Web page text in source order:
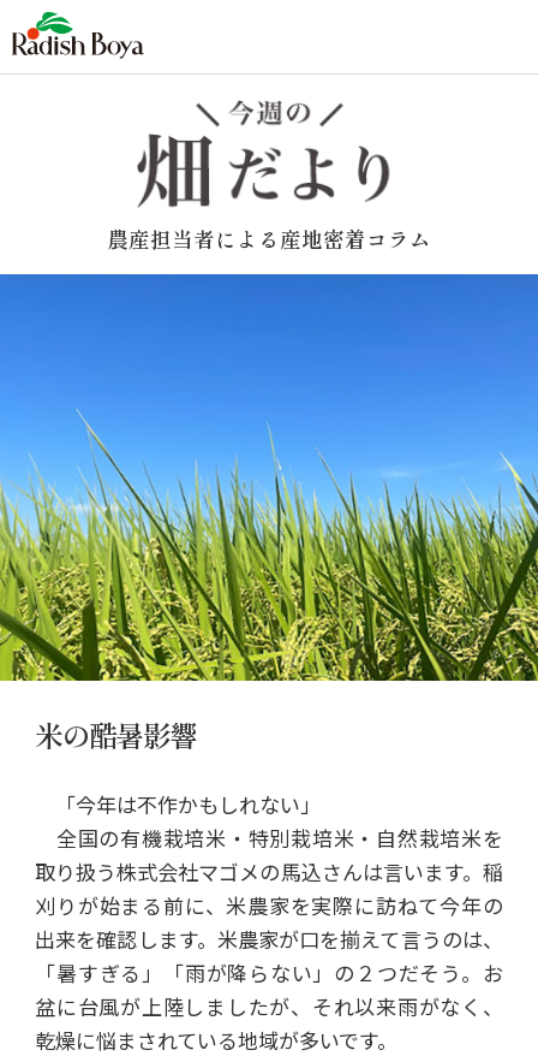
農産担当者による産地密着コラム
米の酷暑影響
「今年は不作かもしれない」
全国の有機栽培米・特別栽培米・自然栽培米を
取り扱う株式会社マゴメの馬込さんは言います。稲
刈りが始まる前に、米農家を実際に訪ねて今年の
出来を確認します。米農家が口を揃えて言うのは、
「暑すぎる」「雨が降らない」の２つだそう。お
盆に台風が上陸しましたが、それ以来雨がなく、
乾燥に悩まされている地域が多いです。